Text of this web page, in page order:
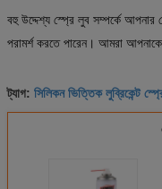
বহু উদ্দেশ্য স্প্রে লুব সম্পর্কে
পরামর্শ করতে পারেন। আমরা আপনাকে
ট্যাগ: সিলিকন ভিত্তিক লুব্রিকেন্ট